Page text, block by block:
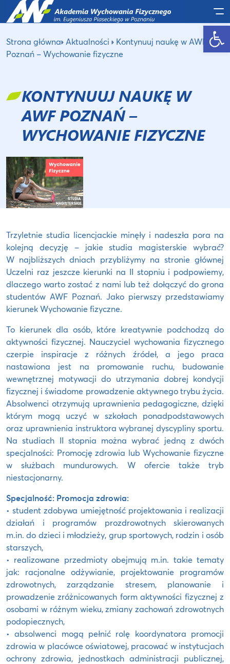
Otwórz pasek narzędzi
Strona główna Aktualności
Kontynuuj naukę w AWF
Poznań – Wychowanie fizyczne
KONTYNUUJ NAUKĘ W
AWF POZNAŃ –
WYCHOWANIE FIZYCZNE
Trzyletnie studia licencjackie minęły i nadeszła pora na
kolejną decyzję – jakie studia magisterskie wybrać?
W najbliższych dniach przybliżymy na stronie głównej
Uczelni raz jeszcze kierunki na II stopniu i podpowiemy,
dlaczego warto zostać z nami lub też dołączyć do grona
studentów AWF Poznań. Jako pierwszy przedstawiamy
kierunek Wychowanie fizyczne.
To kierunek dla osób, które kreatywnie podchodzą do
aktywności fizycznej. Nauczyciel wychowania fizycznego
czerpie inspiracje z różnych źródeł, a jego praca
nastawiona jest na promowanie ruchu, budowanie
wewnętrznej motywacji do utrzymania dobrej kondycji
fizycznej i świadome prowadzenie aktywnego trybu życia.
Absolwenci otrzymują uprawnienia pedagogiczne, dzięki
którym mogą uczyć w szkołach ponadpodstawowych
oraz uprawnienia instruktora wybranej dyscypliny sportu.
Na studiach II stopnia można wybrać jedną z dwóch
specjalności: Promocję zdrowia lub Wychowanie fizyczne
w służbach mundurowych. W ofercie także tryb
niestacjonarny.
Specjalność: Promocja zdrowia:
• student zdobywa umiejętność projektowania i realizacji
działań i programów prozdrowotnych skierowanych
m.in. do dzieci i młodzieży, grup sportowych, rodzin i osób
starszych,
• realizowane przedmioty obejmują m.in. takie tematy
jak: racjonalne odżywianie, projektowanie programów
zdrowotnych, zarządzanie stresem, planowanie i
prowadzenie zróżnicowanych form aktywności fizycznej z
osobami w różnym wieku, zmiany zachowań zdrowotnych
podopiecznych,
• absolwenci mogą pełnić rolę koordynatora promocji
zdrowia w placówce oświatowej, pracować w instytucjach
ochrony zdrowia, jednostkach administracji publicznej,